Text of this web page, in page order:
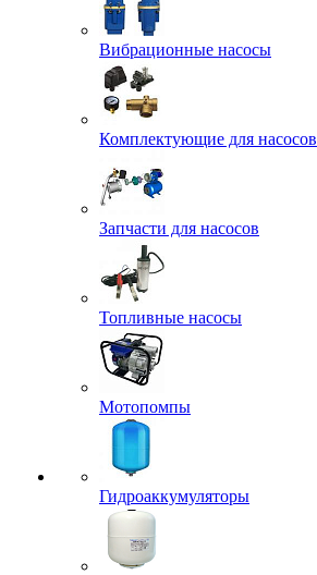
Вибрационные насосы
Комплектующие для насосов
Запчасти для насосов
Топливные насосы
Мотопомпы
Гидроаккумуляторы